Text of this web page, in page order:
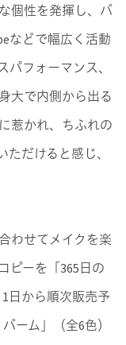
個性を発揮し、バ
などで幅広く活動
パフォーマンス、
大で内側から出る
惹かれ、ちふれの
だけると感じ、
わせてメイクを楽
ピーを「365日の
日から順次販売予
ーム」（全6色）